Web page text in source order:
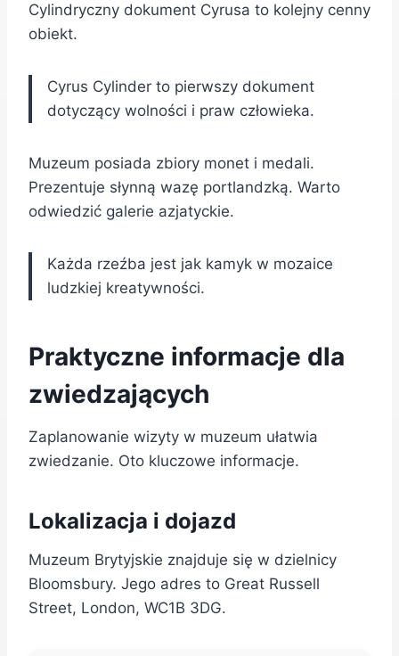
Cylindryczny dokument Cyrusa to kolejny cenny
obiekt.
Cyrus Cylinder to pierwszy dokument
dotyczący wolności i praw człowieka.
Muzeum posiada zbiory monet i medali.
Prezentuje słynną wazę portlandzką. Warto
odwiedzić galerie azjatyckie.
Każda rzeźba jest jak kamyk w mozaice
ludzkiej kreatywności.
Praktyczne informacje dla
zwiedzających
Zaplanowanie wizyty w muzeum ułatwia
zwiedzanie. Oto kluczowe informacje.
Lokalizacja i dojazd
Muzeum Brytyjskie znajduje się w dzielnicy
Bloomsbury. Jego adres to Great Russell
Street, London, WC1B 3DG.